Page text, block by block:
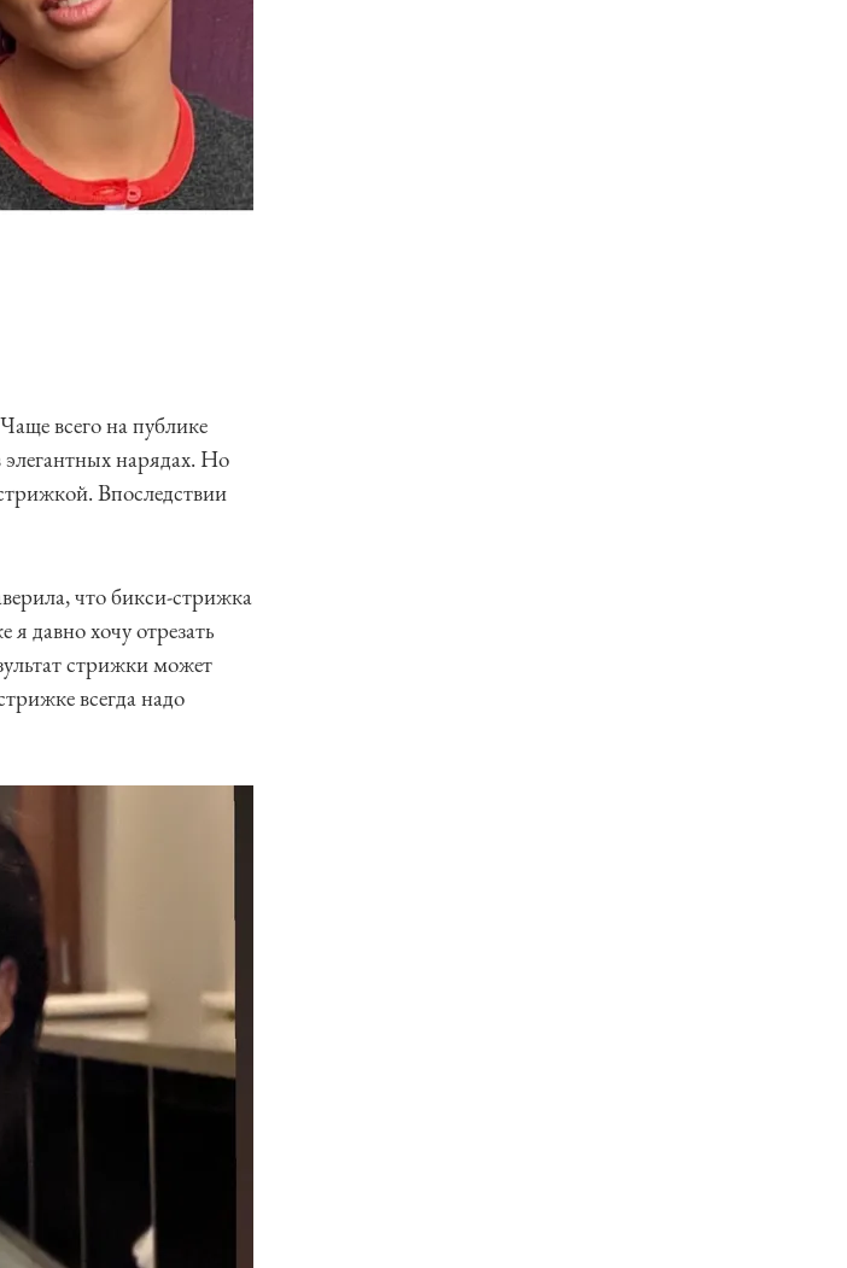
всего на публике
нарядах. Но
Впоследствии
что бикси-стрижка
давно хочу отрезать
стрижки может
всегда надо